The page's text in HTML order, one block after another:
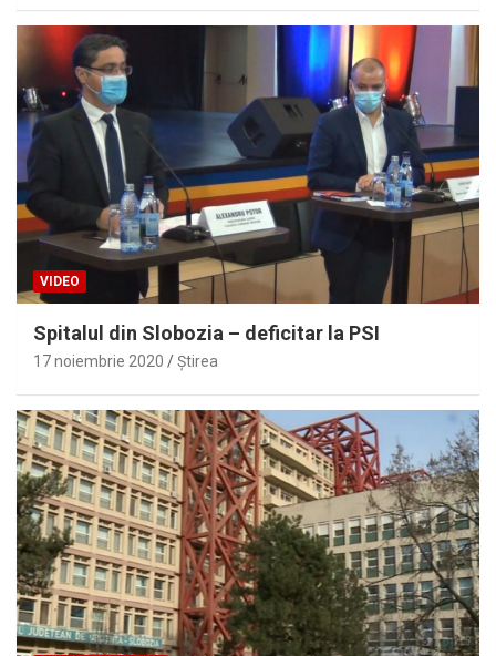
VIDEO
Spitalul din Slobozia – deficitar la PSI
17 noiembrie 2020 Ştirea